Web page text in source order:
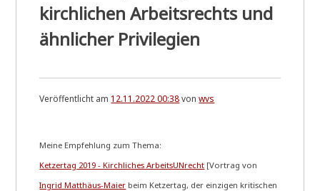
kirchlichen Arbeitsrechts und
ähnlicher Privilegien
Veröffentlicht am 12.11.2022 00:38vonwvs
Mei­ne Emp­feh­lung zum Thema:
Ket­zert­ag 2019 - Kirch­li­ches Arbeits­UN­recht [Vor­trag von
Ingrid Mat­thä­us-Mai­er beim Ket­zert­ag, der ein­zi­gen kri­ti­schen